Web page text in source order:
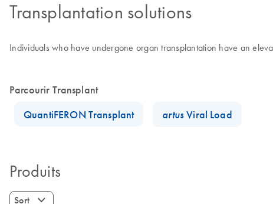
Transplantation solutions
Individuals who have undergone organ transplantation have an
Parcourir Transplant
QuantiFERON Transplant
artusViral Load
Produits
Sort